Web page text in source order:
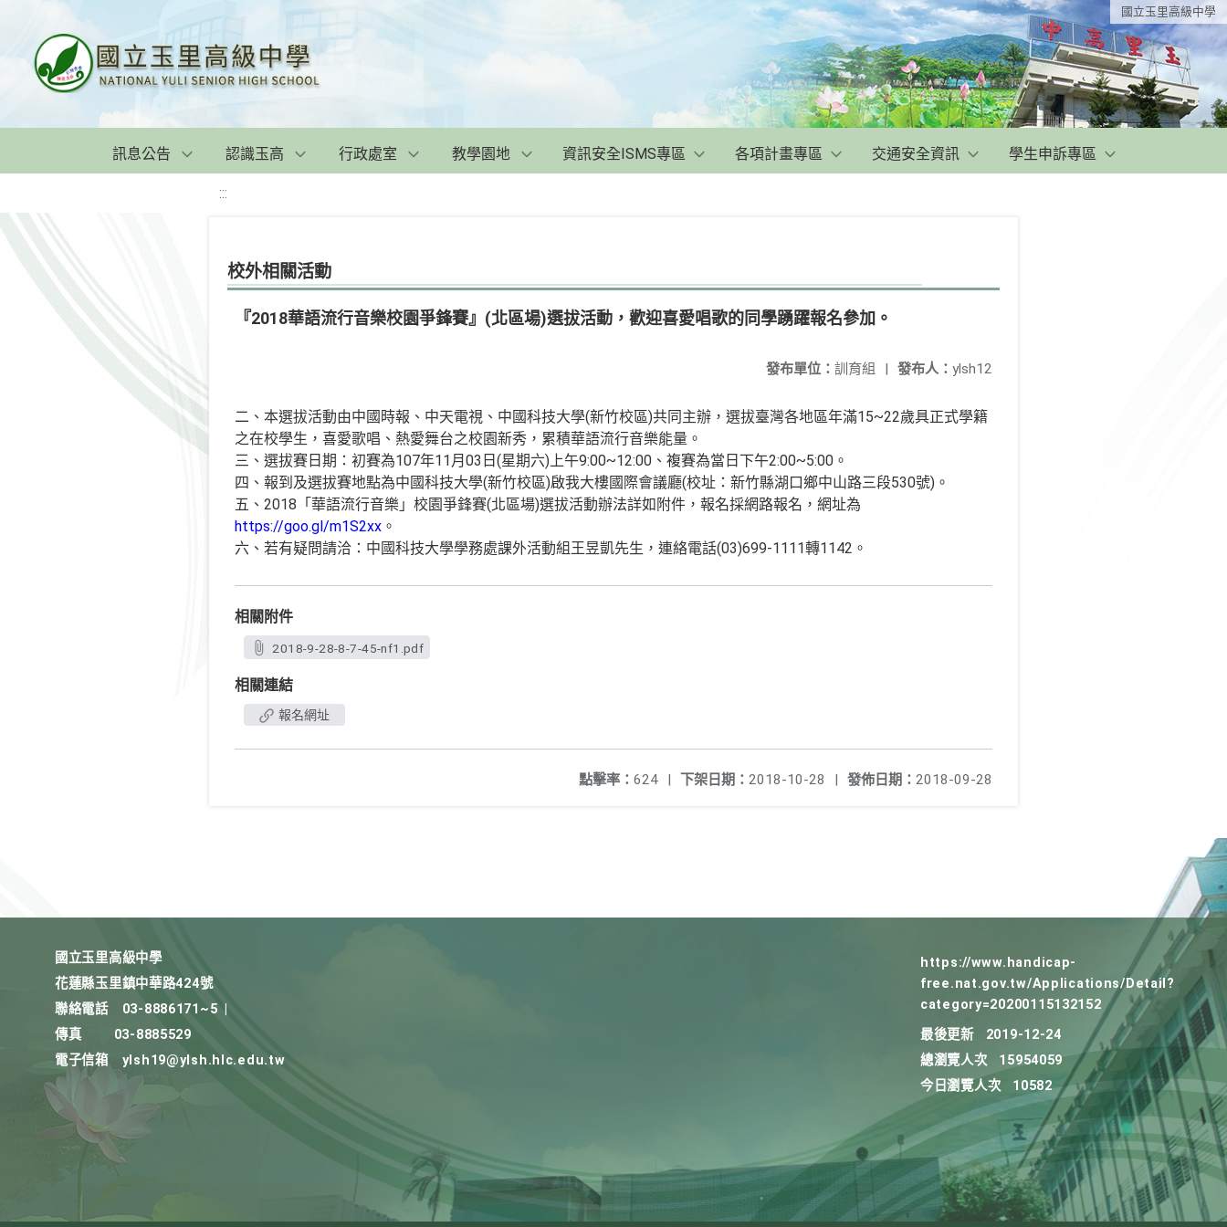
國立玉里高級中學
訊息公告 認識玉高 行政處室 教學園地 資訊安全ISMS專區 各項計畫專區 交通安全資訊 學生申訴專區
:::
校外相關活動
『2018華語流行音樂校園爭鋒賽』(北區場)選拔活動，歡迎喜愛唱歌的同學踴躍報名參加。
發布人： ylsh12
發布單位： 訓育組 |
二、本選拔活動由中國時報、中天電視、中國科技大學(新竹校區)共同主辦，選拔臺灣各地區年滿15~22歲具正式學籍
之在校學生，喜愛歌唱、熱愛舞台之校園新秀，累積華語流行音樂能量。
三、選拔賽日期：初賽為107年11月03日(星期六)上午9:00~12:00、複賽為當日下午2:00~5:00。
四、報到及選拔賽地點為中國科技大學(新竹校區)啟我大樓國際會議廳(校址：新竹縣湖口鄉中山路三段530號)。
五、2018「華語流行音樂」校園爭鋒賽(北區場)選拔活動辦法詳如附件，報名採網路報名，網址為
https://goo.gl/m1S2xx 。
六、若有疑問請洽：中國科技大學學務處課外活動組王昱凱先生，連絡電話(03)699-1111轉1142。
相關附件
2018-9-28-8-7-45-nf1.pdf
相關連結
報名網址
發佈日期： 2018-09-28
下架日期： 2018-10-28 |
點擊率： 624 |
國立玉里高級中學
花蓮縣玉里鎮中華路424號
聯絡電話
03-8886171~5
傳真
03-8885529
電子信箱
ylsh19@ylsh.hlc.edu.tw
https://www.handicap-
free.nat.gov.tw/Applications/Detail?
category=20200115132152
最後更新
2019-12-24
總瀏覽人次
15954059
今日瀏覽人次
10582